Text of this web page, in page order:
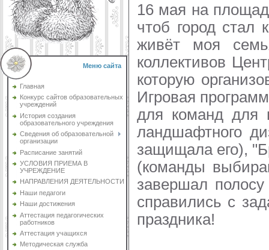
Меню сайта
Главная
Конкурс сайтов образовательных
учреждений
История создания
образовательного учреждения
Сведения об образовательной
организации
Расписание занятий
УСЛОВИЯ ПРИЕМА В
УЧРЕЖДЕНИЕ
НАПРАВЛЕНИЯ ДЕЯТЕЛЬНОСТИ
Наши педагоги
Наши достижения
Аттестация педагогических
работников
Аттестация учащихся
Методическая служба
16 мая на
чтоб город стал
живёт моя
коллективов
которую
Игровая
для команд для
ландшафтного
защищала его),
(команды
завершал
справились с
праздника!